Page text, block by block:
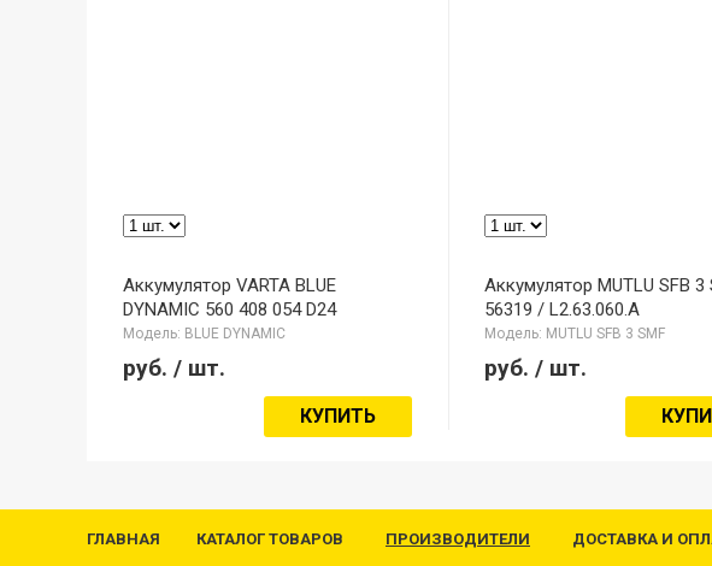
Аккумулятор VARTA BLUE
DYNAMIC 560 408 054 D24
Модель: BLUE DYNAMIC
руб. / шт.
КУПИТЬ
Аккумулятор MUTLU SFB 3
56319 / L2.63.060.A
Модель: MUTLU SFB 3 SMF
руб. / шт.
ГЛАВНАЯ КАТАЛОГ ТОВАРОВ ПРОИЗВОДИТЕЛИ ДОСТАВКА И